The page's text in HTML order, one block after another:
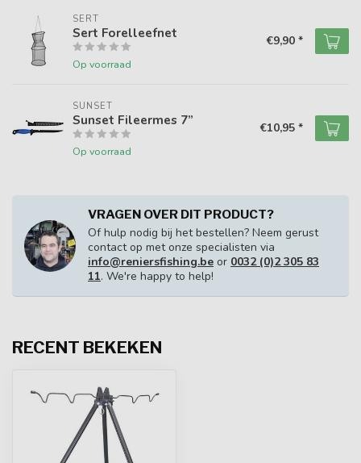
SERT
Sert Forelleefnet
Op voorraad
€9,90 *
SUNSET
Sunset Fileermes 7”
Op voorraad
€10,95 *
VRAGEN OVER DIT PRODUCT?
Of hulp nodig bij het bestellen? Neem gerust
contact op met onze specialisten via
info@reniersfishing.be or 0032 (0)2 305 83
11. We're happy to help!
RECENT BEKEKEN